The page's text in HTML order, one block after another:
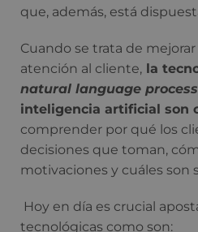
que, además, está
Cuando se trata de
atención al cliente, la
natural language
inteligencia artificial son
comprender por qué los
decisiones que toman,
motivaciones y cuáles son
Hoy en día es crucial
tecnológicas como son: